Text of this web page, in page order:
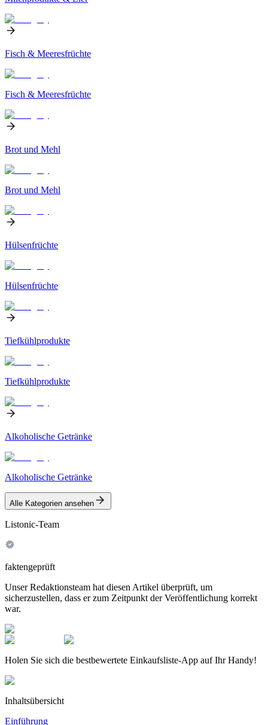
Fisch & Meeresfrüchte
Fisch & Meeresfrüchte
Brot und Mehl
Brot und Mehl
Hülsenfrüchte
Hülsenfrüchte
Tiefkühlprodukte
Tiefkühlprodukte
Alkoholische Getränke
Alkoholische Getränke
Alle Kategorien ansehen
Listonic-Team
faktengeprüft
Unser Redaktionsteam hat diesen Artikel überprüft, um
sicherzustellen, dass er zum Zeitpunkt der Veröffentlichung korrekt
war.
Holen Sie sich die bestbewertete Einkaufsliste-App auf Ihr Handy!
Inhaltsübersicht
Einführung